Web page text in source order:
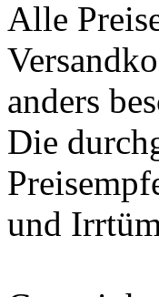
Alle
anders
Die
und